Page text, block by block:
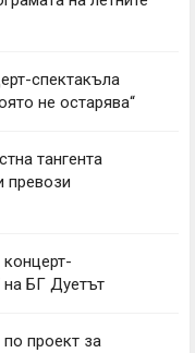
спектакъла
не остарява“
тангента
превози
на БГ Дуетът
проект за